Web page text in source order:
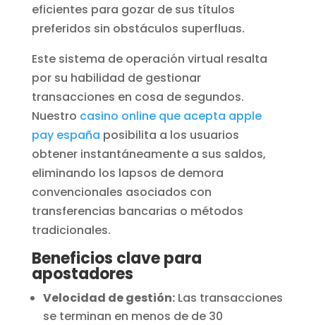
eficientes para gozar de sus títulos
preferidos sin obstáculos superfluas.
Este sistema de operación virtual resalta
por su habilidad de gestionar
transacciones en cosa de segundos.
Nuestro casino online que acepta apple
pay españa posibilita a los usuarios
obtener instantáneamente a sus saldos,
eliminando los lapsos de demora
convencionales asociados con
transferencias bancarias o métodos
tradicionales.
Beneficios clave para
apostadores
Velocidad de gestión:Las transacciones
se terminan en menos de de 30